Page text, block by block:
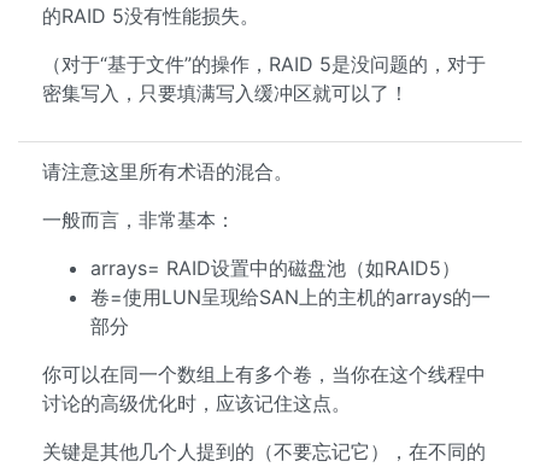
的RAID 5没有性能损失。
（对于“基于文件”的操作，RAID 5是没问题的，对于
密集写入，只要填满写入缓冲区就可以了！
请注意这里所有术语的混合。
一般而言，非常基本：
arrays= RAID设置中的磁盘池（如RAID5）
卷=使用LUN呈现给SAN上的主机的arrays的一
部分
你可以在同一个数组上有多个卷，当你在这个线程中
讨论的高级优化时，应该记住这点。
关键是其他几个人提到的（不要忘记它），在不同的